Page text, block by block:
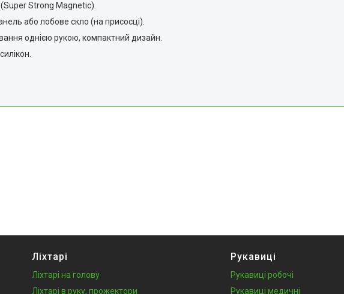
(Super Strong Magnetic).
або лобове скло (на присосці).
однією рукою, компактний дизайн.
Ліхтарі
Ліхтарі на голову
Ліхтарі в руку, прожектори
Рукавиці
Рукавиці робочі
Рукавиці медичні